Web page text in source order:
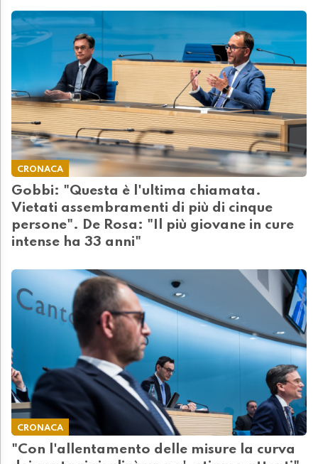
CRONACA
Gobbi: "Questa è l'ultima chiamata.
Vietati assembramenti di più di cinque
persone". De Rosa: "Il più giovane in cure
intense ha 33 anni"
CRONACA
"Con l'allentamento delle misure la curva